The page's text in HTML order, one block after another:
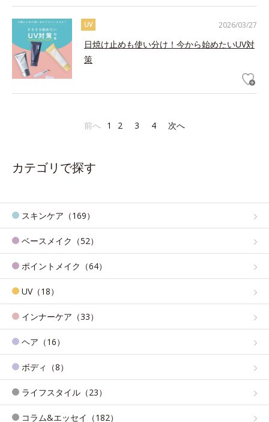
2026/03/27
UV
日焼け止めも使い分け！今から始めたいUV対
策
前へ 1 2 3 4 次へ
カテゴリで探す
スキンケア（169）
ベースメイク（52）
ポイントメイク（64）
UV（18）
インナーケア（33）
ヘア（16）
ボディ（8）
ライフスタイル（23）
コラム&エッセイ（182）